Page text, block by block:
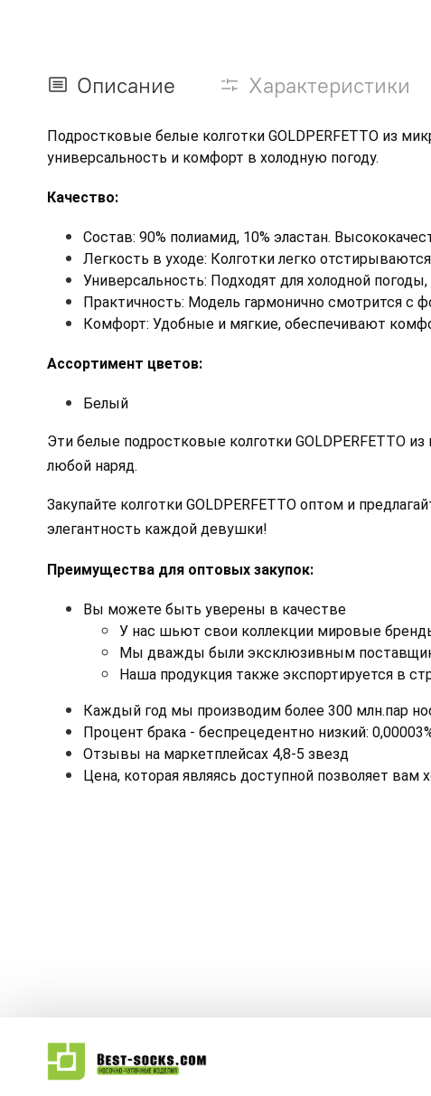
Описание Характеристики
Подростковые белые колготки GOLDPERFETTO из
универсальность и комфорт в холодную погоду.
Качество:
Состав: 90% полиамид, 10% эластан.
Легкость в уходе: Колготки легко
Универсальность: Подходят для холодной
Практичность: Модель гармонично смотрится с
Комфорт: Удобные и мягкие, обеспечивают
Ассортимент цветов:
Белый
Эти белые подростковые колготки GOLDPERFETTO
любой наряд.
Закупайте колготки GOLDPERFETTO оптом и
элегантность каждой девушки!
Преимущества для оптовых закупок:
Вы можете быть уверены в качестве
У нас шьют свои коллекции мировые
Мы дважды были эксклюзивным
Наша продукция также экспортируется в
Каждый год мы производим более 300 млн.пар
Процент брака - беспрецедентно низкий:
Отзывы на маркетплейсах 4,8-5 звезд
Цена, которая являясь доступной позволяет